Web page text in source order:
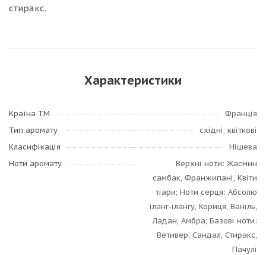
стиракс.
Характеристики
Країна ТМ
Франція
Тип аромату
східні, квіткові
Класифікація
Нішева
Ноти аромату
Верхні ноти: Жасмин
самбак, Франжипані, Квіти
тіари; Ноти серця: Абсолю
іланг-ілангу, Кориця, Ваніль,
Ладан, Амбра; Базові ноти:
Ветивер, Сандал, Стиракс,
Пачулі